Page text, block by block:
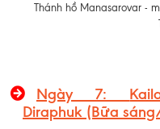
Thánh hồ Manasarovar -
Ngày 7:
Diraphuk (Bữa